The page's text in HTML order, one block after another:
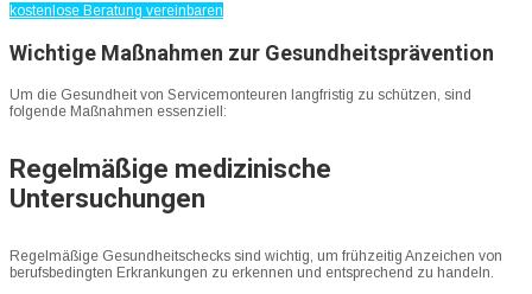
kostenlose Beratung vereinbaren
Wichtige Maßnahmen zur Gesundheitsprävention
Um die Gesundheit von Servicemonteuren langfristig zu schützen, sind
folgende Maßnahmen essenziell:
Regelmäßige medizinische
Untersuchungen
Regelmäßige Gesundheitschecks sind wichtig, um frühzeitig Anzeichen von
berufsbedingten Erkrankungen zu erkennen und entsprechend zu handeln.